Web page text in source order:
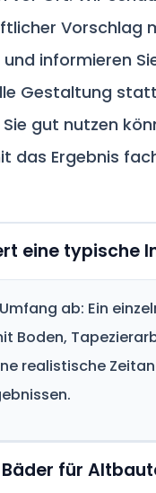
Vorschlag
informieren
Gestaltung
gut nutzen
das Ergebnis
eine typische
ab: Ein
Boden,
realistische
für